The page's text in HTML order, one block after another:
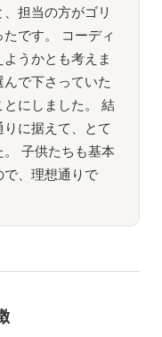
担当の方がゴリ
です。 コーディ
うかとも考えま
で下さっていた
にしました。 結
に据えて、とて
。 子供たちも基本
で、理想通りで